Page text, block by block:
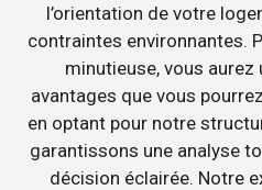
l’orientation de votre
contraintes environnantes.
minutieuse, vous aurez
avantages que vous
en optant pour notre
garantissons une analyse
décision éclairée. Notre